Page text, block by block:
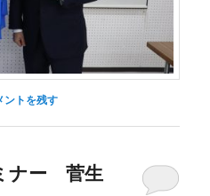
ントを残す
ナー 菅生